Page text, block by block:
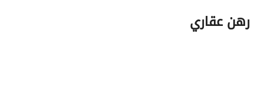
رهن عقاري